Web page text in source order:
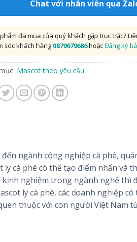
Chat với nhân viên qua
đã mua của quý khách gặp trục trặc?
sóc khách hàng 0879679686hoặcĐăng ký
Mascot theo yêu cầu
ngành công nghiệp cà phê,
ly cà phê có thể tạo điểm nhấn và
nghiệm trong ngành nghề thì
ly cà phê, các doanh nghiệp
thuộc với con người Việt Nam